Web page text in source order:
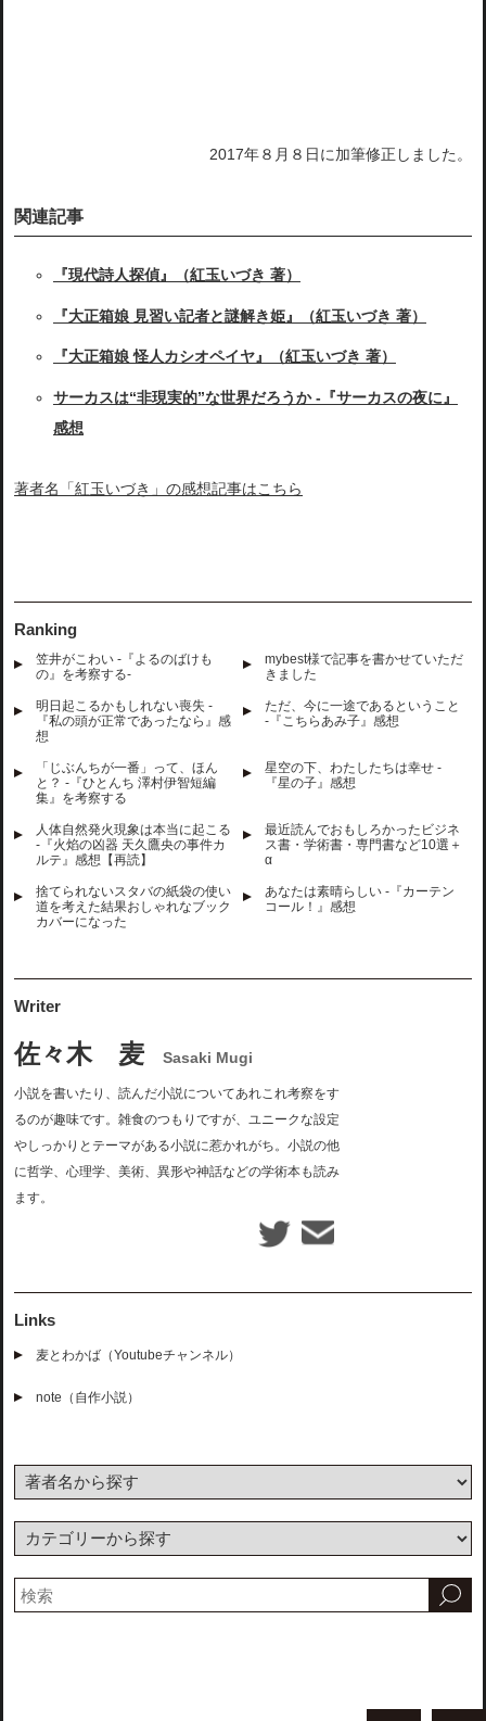
2017年８月８日に加筆修正しました。
関連記事
『現代詩人探偵』（紅玉いづき 著）
『大正箱娘 見習い記者と謎解き姫』（紅玉いづき 著）
『大正箱娘 怪人カシオペイヤ』（紅玉いづき 著）
サーカスは“非現実的”な世界だろうか -『サーカスの夜に』
感想
著者名「紅玉いづき」の感想記事はこちら
Ranking
笠井がこわい -『よるのばけも
の』を考察する-
mybest様で記事を書かせていただ
きました
明日起こるかもしれない喪失 -
『私の頭が正常であったなら』感
想
ただ、今に一途であるということ
-『こちらあみ子』感想
「じぶんちが一番」って、ほん
と？ -『ひとんち 澤村伊智短編
集』を考察する
星空の下、わたしたちは幸せ -
『星の子』感想
人体自然発火現象は本当に起こる
-『火焰の凶器 天久鷹央の事件カ
ルテ』感想【再読】
最近読んでおもしろかったビジネ
ス書・学術書・専門書など10選＋
α
捨てられないスタバの紙袋の使い
道を考えた結果おしゃれなブック
カバーになった
あなたは素晴らしい -『カーテン
コール！』感想
Writer
佐々木 麦 Sasaki Mugi
小説を書いたり、読んだ小説についてあれこれ考察をす
るのが趣味です。雑食のつもりですが、ユニークな設定
やしっかりとテーマがある小説に惹かれがち。小説の他
に哲学、心理学、美術、異形や神話などの学術本も読み
ます。
Links
麦とわかば（Youtubeチャンネル）
note（自作小説）